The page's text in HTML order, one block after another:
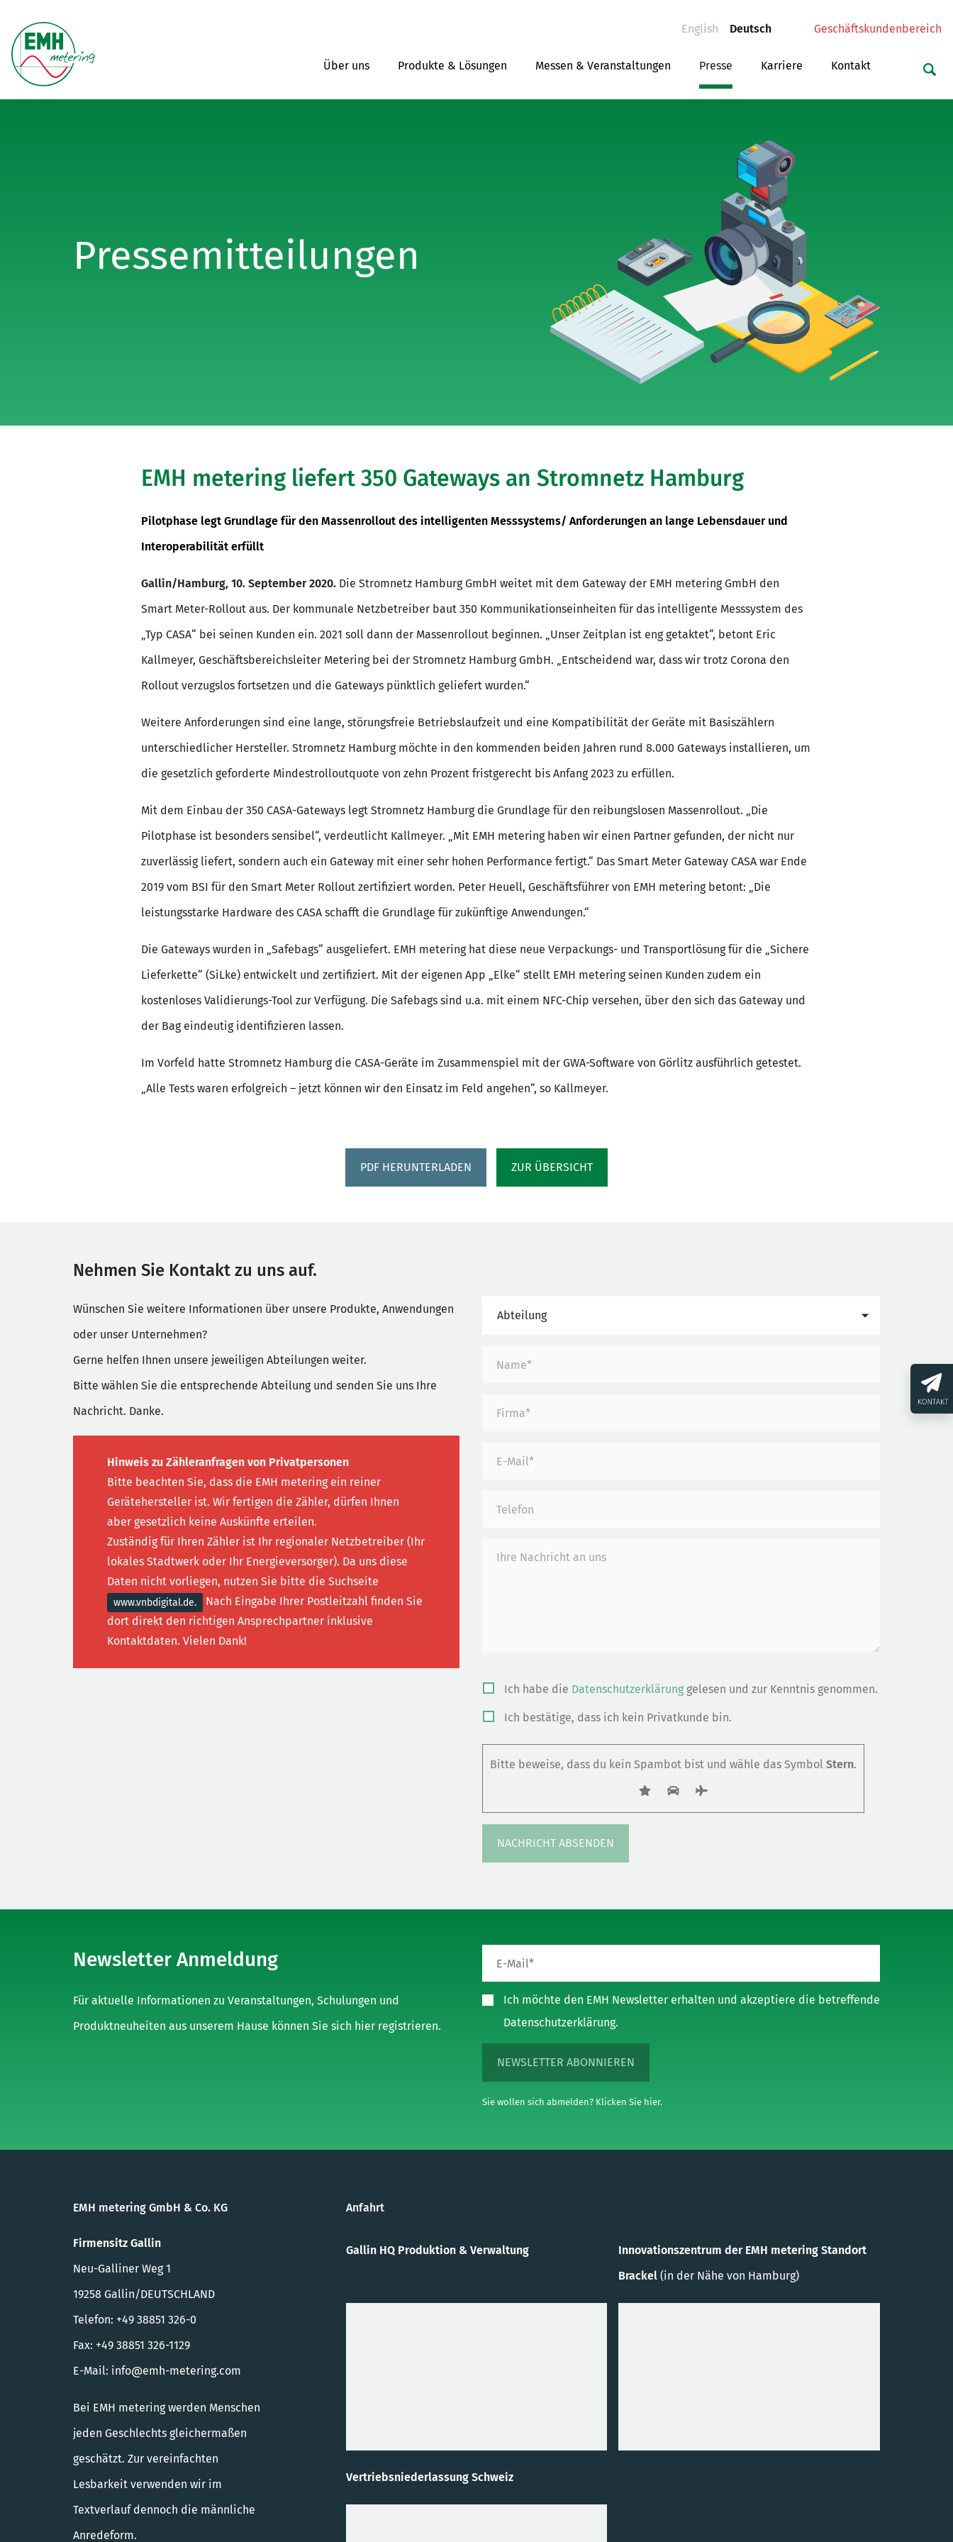
Über uns Produkte & Lösungen Messen & Veranstaltungen Presse Karriere Kontakt
English (current)
Deutsch(current)Geschäftskundenbereich
Pressemitteilungen
EMH metering liefert 350 Gateways an Stromnetz Hamburg
Pilotphase legt Grundlage für den Massenrollout des intelligenten Messsystems/ Anforderungen an lange Lebensdauer und
Interoperabilität erfüllt
Gallin/Hamburg, 10. September 2020. Die Stromnetz Hamburg GmbH weitet mit dem Gateway der EMH metering GmbH den
Smart Meter-Rollout aus. Der kommunale Netzbetreiber baut 350 Kommunikationseinheiten für das intelligente Messsystem des
„Typ CASA“ bei seinen Kunden ein. 2021 soll dann der Massenrollout beginnen. „Unser Zeitplan ist eng getaktet“, betont Eric
Kallmeyer, Geschäftsbereichsleiter Metering bei der Stromnetz Hamburg GmbH. „Entscheidend war, dass wir trotz Corona den
Rollout verzugslos fortsetzen und die Gateways pünktlich geliefert wurden.“
Weitere Anforderungen sind eine lange, störungsfreie Betriebslaufzeit und eine Kompatibilität der Geräte mit Basiszählern
unterschiedlicher Hersteller. Stromnetz Hamburg möchte in den kommenden beiden Jahren rund 8.000 Gateways installieren, um
die gesetzlich geforderte Mindestrolloutquote von zehn Prozent fristgerecht bis Anfang 2023 zu erfüllen.
Mit dem Einbau der 350 CASA-Gateways legt Stromnetz Hamburg die Grundlage für den reibungslosen Massenrollout. „Die
Pilotphase ist besonders sensibel“, verdeutlicht Kallmeyer. „Mit EMH metering haben wir einen Partner gefunden, der nicht nur
zuverlässig liefert, sondern auch ein Gateway mit einer sehr hohen Performance fertigt.“ Das Smart Meter Gateway CASA war Ende
2019 vom BSI für den Smart Meter Rollout zertifiziert worden. Peter Heuell, Geschäftsführer von EMH metering betont: „Die
leistungsstarke Hardware des CASA schafft die Grundlage für zukünftige Anwendungen.“
Die Gateways wurden in „Safebags“ ausgeliefert. EMH metering hat diese neue Verpackungs- und Transportlösung für die „Sichere
Lieferkette“ (SiLke) entwickelt und zertifiziert. Mit der eigenen App „Elke“ stellt EMH metering seinen Kunden zudem ein
kostenloses Validierungs-Tool zur Verfügung. Die Safebags sind u.a. mit einem NFC-Chip versehen, über den sich das Gateway und
der Bag eindeutig identifizieren lassen.
Im Vorfeld hatte Stromnetz Hamburg die CASA-Geräte im Zusammenspiel mit der GWA-Software von Görlitz ausführlich getestet.
„Alle Tests waren erfolgreich – jetzt können wir den Einsatz im Feld angehen“, so Kallmeyer.
PDF HERUNTERLADEN ZUR ÜBERSICHT
Nehmen Sie Kontakt zu uns auf.
Wünschen Sie weitere Informationen über unsere Produkte, Anwendungen
oder unser Unternehmen?
Gerne helfen Ihnen unsere jeweiligen Abteilungen weiter.
Bitte wählen Sie die entsprechende Abteilung und senden Sie uns Ihre
Nachricht. Danke.
Hinweis zu Zähleranfragen von Privatpersonen
Bitte beachten Sie, dass die EMH metering ein reiner
Gerätehersteller ist. Wir fertigen die Zähler, dürfen Ihnen
aber gesetzlich keine Auskünfte erteilen.
Zuständig für Ihren Zähler ist Ihr regionaler Netzbetreiber (Ihr
lokales Stadtwerk oder Ihr Energieversorger). Da uns diese
Daten nicht vorliegen, nutzen Sie bitte die Suchseite
www.vnbdigital.de.
Nach Eingabe Ihrer Postleitzahl finden Sie
dort direkt den richtigen Ansprechpartner inklusive
Kontaktdaten. Vielen Dank!
Abteilung
Ich habe die Datenschutzerklärung gelesen und zur Kenntnis genommen.
Ich bestätige, dass ich kein Privatkunde bin.
Bitte beweise, dass du kein Spambot bist und wähle das Symbol Stern.
Newsletter Anmeldung
Für aktuelle Informationen zu Veranstaltungen, Schulungen und
Produktneuheiten aus unserem Hause können Sie sich hier registrieren.
Ich möchte den EMH Newsletter erhalten und akzeptiere die betreffende
Datenschutzerklärung.
NEWSLETTER ABONNIEREN
Sie wollen sich abmelden? Klicken Sie hier.
EMH metering GmbH & Co. KG
Firmensitz Gallin
Neu-Galliner Weg 1
19258 Gallin/DEUTSCHLAND
Telefon: +49 38851 326-0
Fax: +49 38851 326-1129
E-Mail: info@emh-metering.com
Bei EMH metering werden Menschen
jeden Geschlechts gleichermaßen
geschätzt. Zur vereinfachten
Lesbarkeit verwenden wir im
Textverlauf dennoch die männliche
Anredeform.
Anfahrt
Gallin HQ Produktion & Verwaltung
Innovationszentrum der EMH metering Standort
Brackel (in der Nähe von Hamburg)
Vertriebsniederlassung Schweiz